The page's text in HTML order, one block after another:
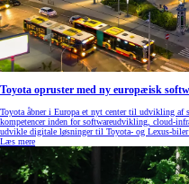
Toyota opruster med ny europæisk
Toyota åbner i Europa et nyt center til udvikling af
kompetencer inden for softwareudvikling,
udvikle digitale løsninger til Toyota- og Lexus‑biler
Læs mere